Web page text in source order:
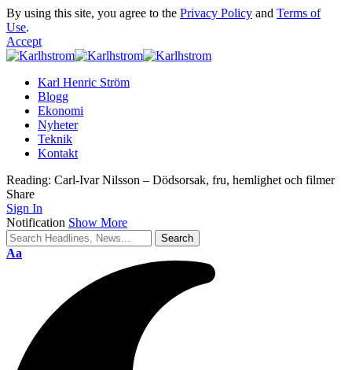
By using this site, you agree to the Privacy Policy and Terms of
Use.
Accept
Karl Henric Ström
Blogg
Ekonomi
Nyheter
Teknik
Kontakt
Reading: Carl-Ivar Nilsson – Dödsorsak, fru, hemlighet och filmer
Share
Sign In
Notification Show More
Font
Aa